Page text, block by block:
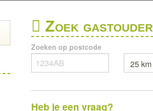
Zoek gastouder
Zoeken op postcode
Heb je een vraag?